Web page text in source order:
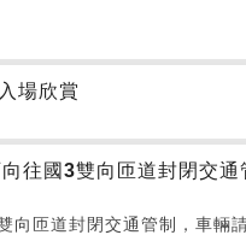
場欣賞
往國3雙向匝道封閉交通
匝道封閉交通管制，車輛